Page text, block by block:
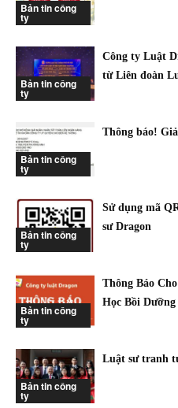
Bản tin công
ty
Bản tin công
ty
Công ty Luật
từ Liên đoàn
Bản tin công
ty
Thông báo!
Bản tin công
ty
Sử dụng mã
sư Dragon
Bản tin công
ty
Thông Báo
Học Bồi
Bản tin công
ty
Luật sư tranh